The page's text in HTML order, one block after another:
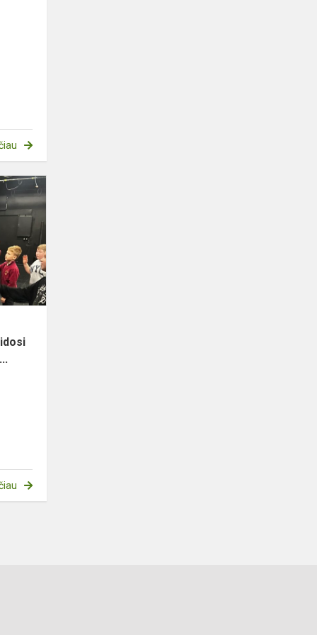
Klaipėdos
Gedminų
leidosi
į
detektyv...